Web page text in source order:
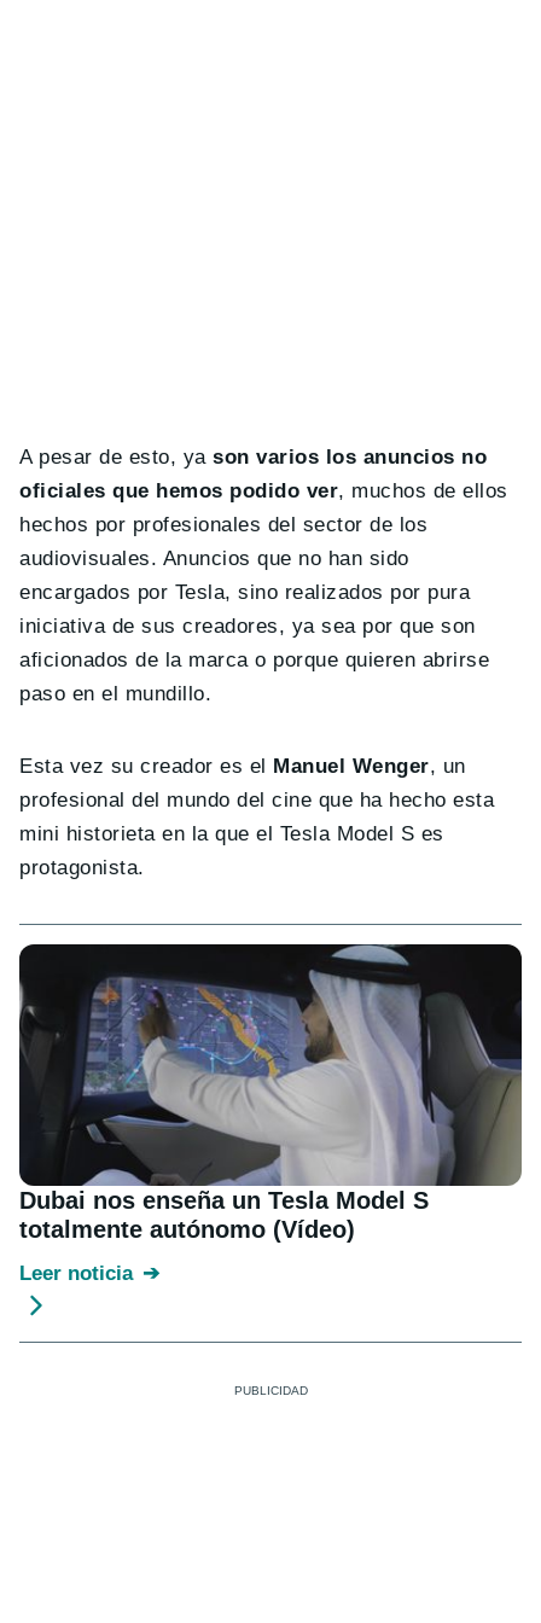
A pesar de esto, yason varios los anuncios no
oficiales que hemos podido ver, muchos de ellos
hechos por profesionales del sector de los
audiovisuales. Anuncios que no han sido
encargados por Tesla, sino realizados por pura
iniciativa de sus creadores, ya sea por que son
aficionados de la marca o porque quieren abrirse
paso en el mundillo.
Esta vez su creador es el Manuel Wenger, un
profesional del mundo del cine que ha hecho esta
mini historieta en la que el Tesla Model S es
protagonista.
Dubai nos enseña un Tesla Model S
totalmente autónomo (Vídeo)
Leer noticia